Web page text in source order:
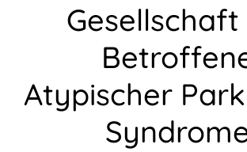
Atypischer